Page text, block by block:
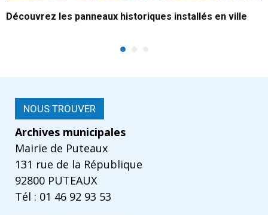
Découvrez les panneaux historiques installés en ville
NOUS TROUVER
Archives municipales
Mairie de Puteaux
131 rue de la République
92800 PUTEAUX
Tél : 01 46 92 93 53